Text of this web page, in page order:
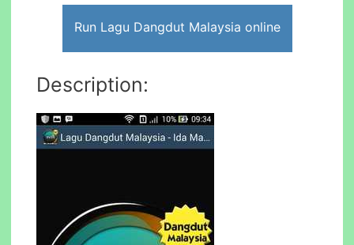
Run Lagu Dangdut Malaysia online
Description: